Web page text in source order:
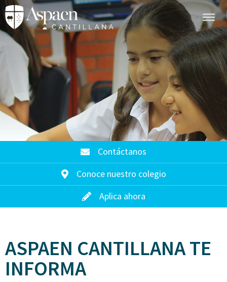
Contáctanos
Conoce nuestro colegio
Aplica ahora
ASPAEN CANTILLANA TE
INFORMA